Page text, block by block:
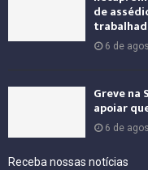
de
6 de
Greve na
apoiar
6 de
Receba nossas notícias